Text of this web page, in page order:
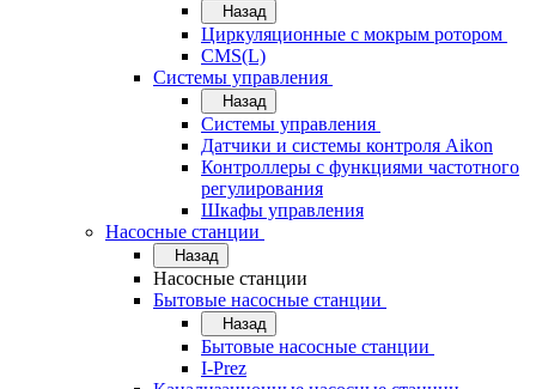
Назад
Циркуляционные с мокрым ротором
CMS(L)
Системы управления
Назад
Системы управления
Датчики и системы контроля Aikon
Контроллеры с функциями частотного
регулирования
Шкафы управления
Насосные станции
Назад
Насосные станции
Бытовые насосные станции
Назад
Бытовые насосные станции
I-Prez